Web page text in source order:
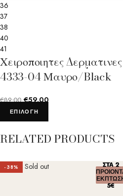
36
37
38
40
41
Χειροποιητες
4333-04 Μαυρο/Black
€89.00 €59.00
ΕΠΙΛΟΓΉ
RELATED PRODUCTS
-38% Sold out ΣΤΑ 2
5€
ΣΤΑ 2
5€
ΣΤΑ 2
5€
ΣΤΑ 2
5€
ΣΤΑ 2
5€